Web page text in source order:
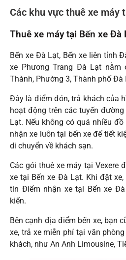
Các khu vực thuê xe máy
Thuê xe máy tại Bến xe Đà
Bến xe Đà Lạt, Bến xe liên tỉnh
xe Phương Trang Đà Lạt
Thành, Phường 3, Thành phố Đà
Đây là điểm đón, trả khách của
hoạt động trên các tuyến
Lạt. Nếu không có quá nhiều
nhận xe luôn tại bến xe để tiết
di chuyển về khách sạn.
Các gói thuê xe máy tại Vexere
xe tại Bến xe Đà Lạt. Khi đặt
tin Điểm nhận xe tại Bến xe
kiến.
Bên cạnh địa điểm bến xe, bạn
xe, trả xe miễn phí tại văn
khách, như An Anh Limousine,